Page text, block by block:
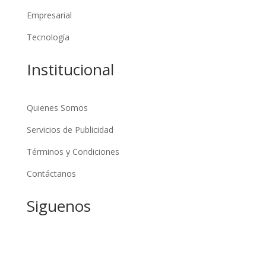
Empresarial
Tecnología
Institucional
Quienes Somos
Servicios de Publicidad
Términos y Condiciones
Contáctanos
Siguenos